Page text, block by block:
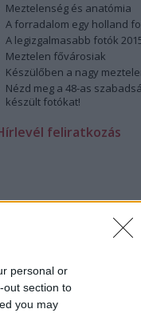
personal or
out section to
you may
Meztelenség és anatómia
A forradalom egy holland
A legizgalmasabb fotók
Meztelen fővárosiak
Készülőben a nagy
Nézd meg a 48-as
készült fotókat!
feliratkozás